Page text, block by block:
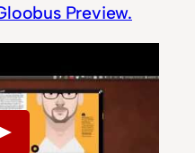
Preview.